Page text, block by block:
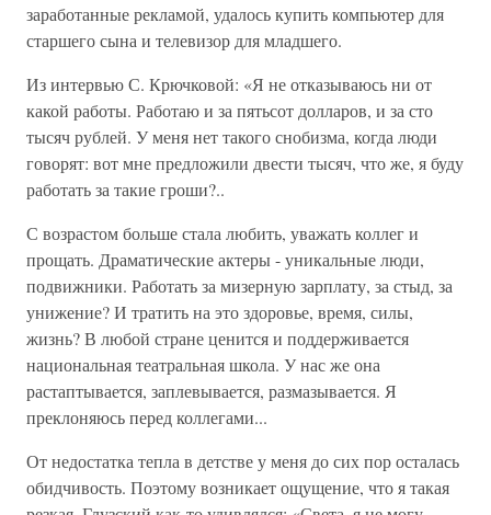
заработанные рекламой, удалось купить компьютер для
старшего сына и телевизор для младшего.
Из интервью С. Крючковой: «Я не отказываюсь ни от
какой работы. Работаю и за пятьсот долларов, и за сто
тысяч рублей. У меня нет такого снобизма, когда люди
говорят: вот мне предложили двести тысяч, что же, я буду
работать за такие гроши?..
С возрастом больше стала любить, уважать коллег и
прощать. Драматические актеры - уникальные люди,
подвижники. Работать за мизерную зарплату, за стыд, за
унижение? И тратить на это здоровье, время, силы,
жизнь? В любой стране ценится и поддерживается
национальная театральная школа. У нас же она
растаптывается, заплевывается, размазывается. Я
преклоняюсь перед коллегами...
От недостатка тепла в детстве у меня до сих пор осталась
обидчивость. Поэтому возникает ощущение, что я такая